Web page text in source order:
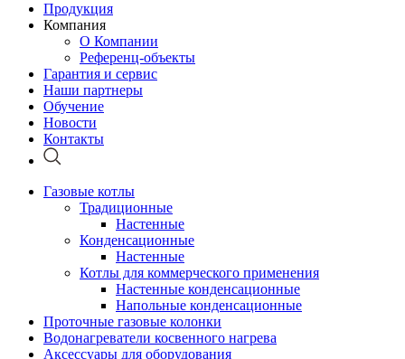
Продукция
Компания
О Компании
Референц-объекты
Гарантия и сервис
Наши партнеры
Обучение
Новости
Контакты
Газовые котлы
Традиционные
Настенные
Конденсационные
Настенные
Котлы для коммерческого применения
Настенные конденсационные
Напольные конденсационные
Проточные газовые колонки
Водонагреватели косвенного нагрева
Аксессуары для оборудования